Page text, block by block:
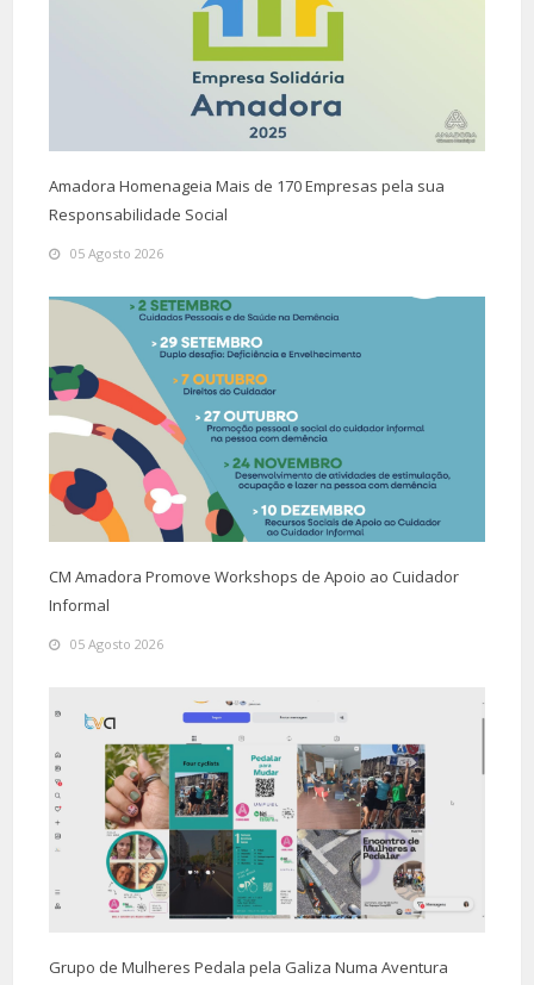
Amadora Homenageia Mais de 170 Empresas pela sua
Responsabilidade Social
05 Agosto 2026
CM Amadora Promove Workshops de Apoio ao Cuidador
Informal
05 Agosto 2026
Grupo de Mulheres Pedala pela Galiza Numa Aventura